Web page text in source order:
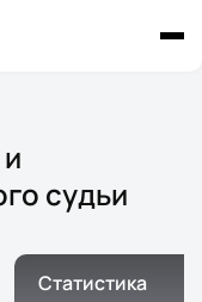
судьи
Статистика